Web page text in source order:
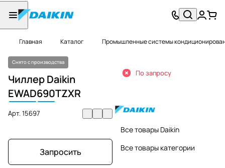
Главная Каталог Промышленные системы
Снято с производства
Чиллер Daikin
EWAD690TZXR
Арт.15697
Запросить
По запросу
Все товары Daikin
Все товары категории